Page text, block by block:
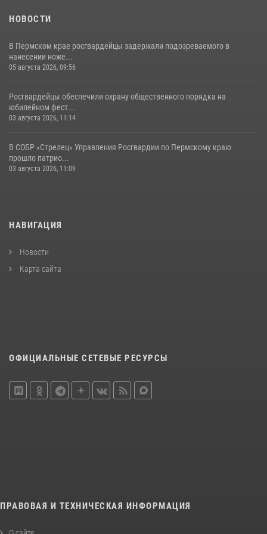
НОВОСТИ
В Пермском крае росгвардейцы задержали подозреваемого в
нанесении ноже...
05 августа 2026, 09:56
Росгвардейцы обеспечили охрану общественного порядка на
юбилейном фест...
03 августа 2026, 11:14
В СОБР «Стрелец» Управления Росгвардии по Пермскому краю
прошло патрио...
03 августа 2026, 11:09
НАВИГАЦИЯ
Новости
Карта сайта
ОФИЦИАЛЬНЫЕ СЕТЕВЫЕ РЕСУРСЫ
ПРАВОВАЯ И ТЕХНИЧЕСКАЯ ИНФОРМАЦИЯ